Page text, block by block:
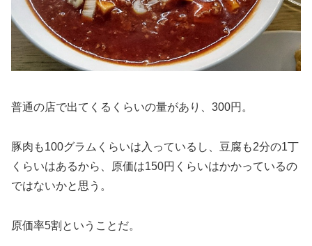
普通の店で出てくるくらいの量があり、300円。
豚肉も100グラムくらいは入っているし、豆腐も2分の1丁
くらいはあるから、原価は150円くらいはかかっているの
ではないかと思う。
原価率5割ということだ。